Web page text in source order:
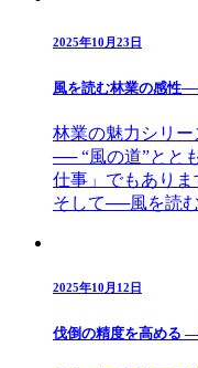
2025年10月23日
風を読む林業の感性
林業の魅力シリ
── “風の道”とと
仕事」でもありま
そして──風を読
2025年10月12日
伐倒の精度を高める